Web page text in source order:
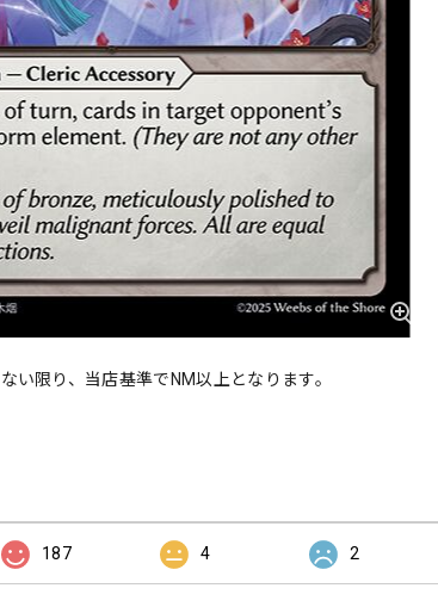
い限り、当店基準でNM以上となります。
187 4 2